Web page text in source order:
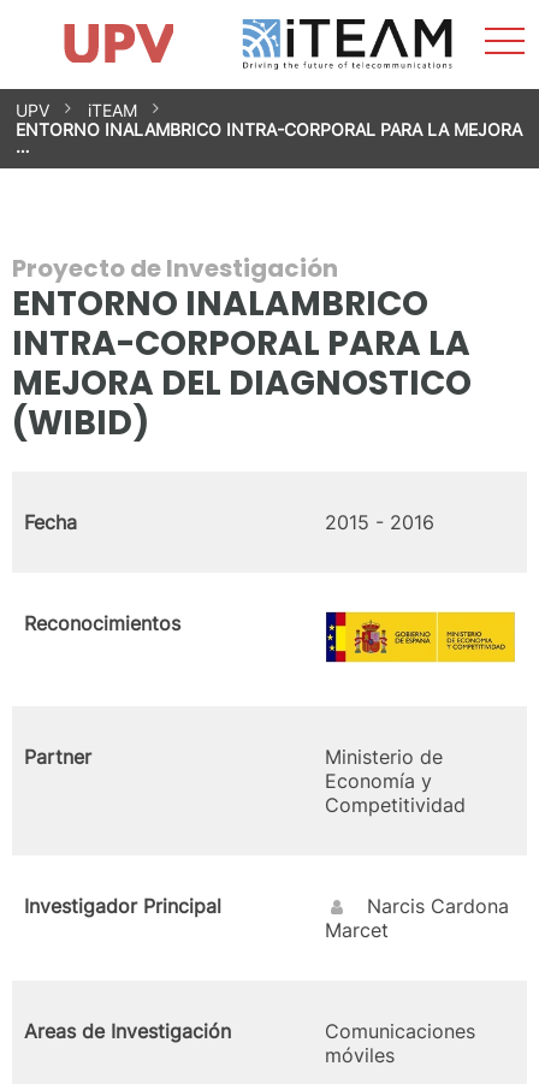
Saltar
contenido
Impacto
Grupos de investigación
Instalaciones
Spin-offs
Contacto
Prácticas
Noticias
Unidad de Igualdad
UPV
iTEAM
ENTORNO INALAMBRICO INTRA-CORPORAL PARA LA MEJORA
…
Proyecto de Investigación
ENTORNO INALAMBRICO
INTRA-CORPORAL PARA LA
MEJORA DEL DIAGNOSTICO
(WIBID)
Fecha 2015 - 2016
Reconocimientos
Partner
Ministerio de
Economía y
Competitividad
Investigador Principal
Narcis Cardona
Marcet
Areas de Investigación
Comunicaciones
móviles